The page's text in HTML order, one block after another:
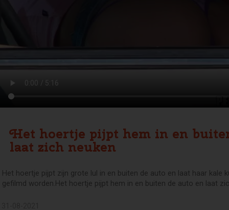
Het hoertje pijpt hem in en
laat zich neuken
Het hoertje pijpt zijn grote lul in en buiten de auto en laat haar kale
gefilmd worden.Het hoertje pijpt hem in en buiten de auto en laat